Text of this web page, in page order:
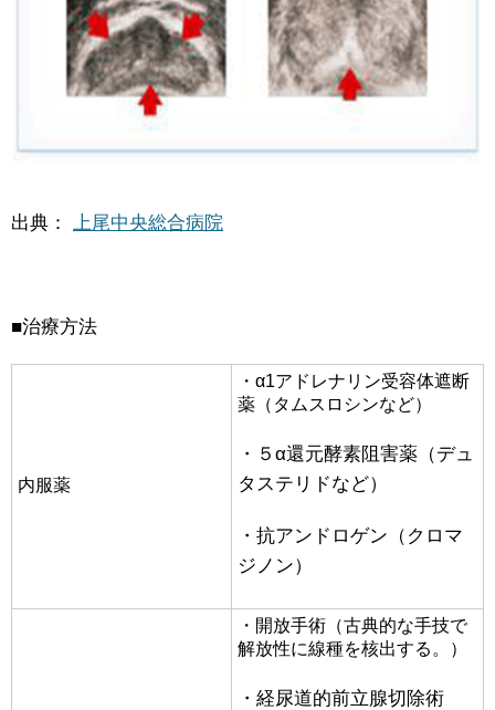
出典： 上尾中央総合病院
■治療方法
内服薬
・α1アドレナリン受容体遮断
薬（タムスロシンなど）
・５α還元酵素阻害薬（デュ
タステリドなど）
・抗アンドロゲン（クロマ
ジノン）
・開放手術（古典的な手技で
解放性に線種を核出する。）
・経尿道的前立腺切除術